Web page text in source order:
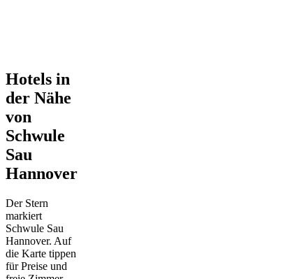
Hotels in
der Nähe
von
Schwule
Sau
Hannover
Der Stern
markiert
Schwule Sau
Hannover. Auf
die Karte tippen
für Preise und